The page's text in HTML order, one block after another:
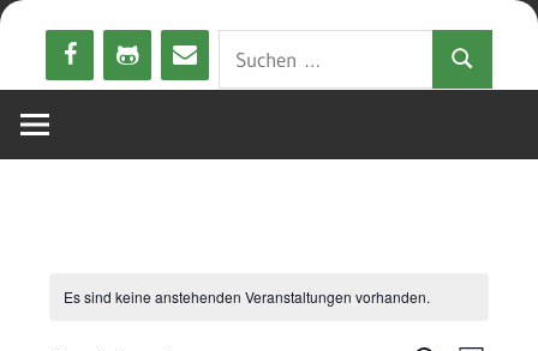
Zum
springen
Suchen
Es sind keine anstehenden Veranstaltungen vorhanden.